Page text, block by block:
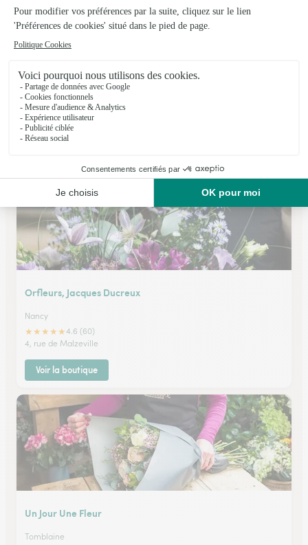
Les Fleurs du Vermois
Saint Nicolas de Port
★★★★★4.6 (124)
44, rue Anatole France
Orfleurs, Jacques Ducreux
Nancy
★★★★★4.6 (60)
4, rue de Malzeville
Voir la boutique
Un Jour Une Fleur
Tomblaine